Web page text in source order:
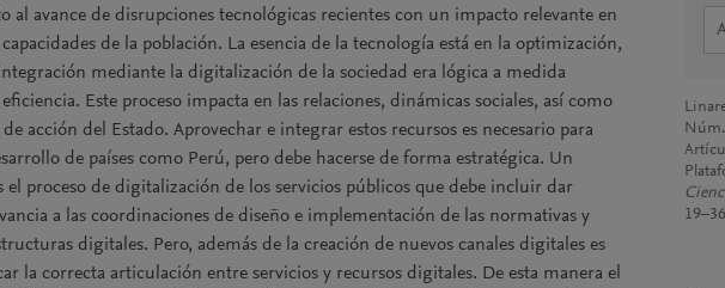
al avance de disrupciones tecnológicas recientes con un impacto relevante en
capacidades de la población. La esencia de la tecnología está en la optimización,
mediante la digitalización de la sociedad era lógica a medida
Este proceso impacta en las relaciones, dinámicas sociales, así como
acción del Estado. Aprovechar e integrar estos recursos es necesario para
de países como Perú, pero debe hacerse de forma estratégica. Un
el proceso de digitalización de los servicios públicos que debe incluir dar
a las coordinaciones de diseño e implementación de las normativas y
digitales. Pero, además de la creación de nuevos canales digitales es
la correcta articulación entre servicios y recursos digitales. De esta manera el